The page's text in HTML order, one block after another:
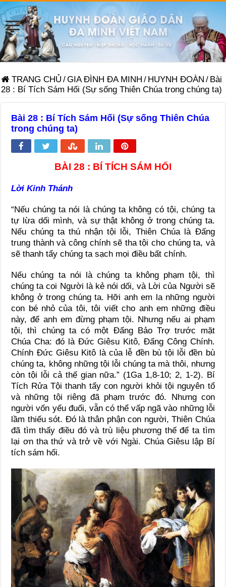
TRANG CHỦ /GIA ĐÌNH ĐA MINH / HUYNH ĐOÀN / Bài
28 : Bí Tích Sám Hối (Sự sống Thiên Chúa trong chúng ta)
Bài 28 : Bí Tích Sám Hối (Sự sống Thiên Chúa
trong chúng ta)
BÀI 28 : BÍ TÍCH SÁM HỐI
Lời Kinh Thánh
“Nếu chúng ta nói là chúng ta không có tội, chúng ta
tự lừa dối mình, và sự thật không ở trong chúng ta.
Nếu chúng ta thú nhận tội lỗi, Thiên Chúa là Đấng
trung thành và công chính sẽ tha tội cho chúng ta, và
sẽ thanh tẩy chúng ta sạch mọi điều bất chính.
Nếu chúng ta nói là chúng ta không phạm tội, thì
chúng ta coi Người là kẻ nói dối, và Lời của Người sẽ
không ở trong chúng ta. Hỡi anh em la những người
con bé nhỏ của tôi, tôi viết cho anh em những điều
này, để anh em đừng phạm tội. Nhưng nếu ai phạm
tội, thì chúng ta có một Đấng Bảo Trợ trước mặt
Chúa Cha: đó là Đức Giêsu Kitô, Đấng Công Chính.
Chính Đức Giêsu Kitô là của lễ đền bù tội lỗi đền bù
chúng ta, không những tội lỗi chúng ta mà thôi, nhưng
còn tội lỗi cả thế gian nữa.” (1Ga 1,8-10; 2, 1-2). Bí
Tích Rửa Tội thanh tẩy con người khỏi tội nguyên tổ
và những tội riêng đã phạm trước đó. Nhưng con
người vốn yếu đuối, vẫn có thể vấp ngã vào những lỗi
lầm thiếu sót. Đó là thân phận con người, Thiên Chúa
đã tìm thấy điều đó và trù liệu phương thế để ta tìm
lại ơn tha thứ và trở về với Ngài. Chúa Giêsu lập Bí
tích sám hối.